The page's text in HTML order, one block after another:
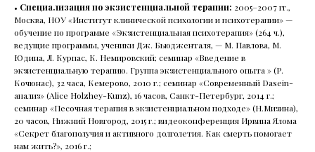
• Специализация по экзистенциальной терапии: 2005–2007 гг.,
Москва, НОУ «Институт клинической психологии и психотерапии» —
обучение по программе «Экзистенциальная психотерапия» (264 ч.),
ведущие программы, ученики Дж. Бьюдженталя, — М. Павлова, М.
Юдина, Л. Курпас, К. Немировский; семинар «Введение в
экзистенциальную терапию. Группа экзистенциального опыта » (Р.
Кочюнас), 32 часа, Кемерово, 2010 г.; семинар «Современный Dasein-
анализ» (Alice Holzhey-Kunz), 16 часов, Санкт-Петербург, 2014 г.;
семинар «Песочная терапия в экзистенциальном подходе» (Н.Мизина),
20 часов, Нижний Новгород, 2015 г.; видеоконференция Ирвина Ялома
«Секрет благополучия и активного долголетия. Как смерть помогает
нам жить?», 2016 г.;
Для детей
Навигация
Психотерапия